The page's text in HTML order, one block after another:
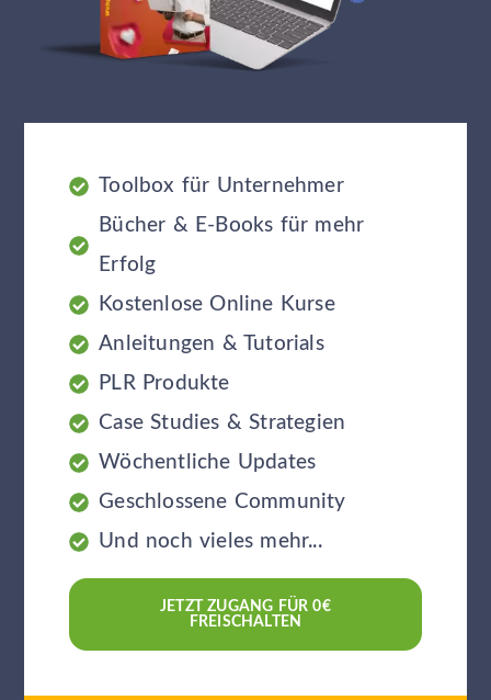
Toolbox für Unternehmer
Bücher & E-Books für mehr
Erfolg
Kostenlose Online Kurse
Anleitungen & Tutorials
PLR Produkte
Case Studies & Strategien
Wöchentliche Updates
Geschlossene Community
Und noch vieles mehr...
JETZT ZUGANG FÜR 0€
FREISCHALTEN